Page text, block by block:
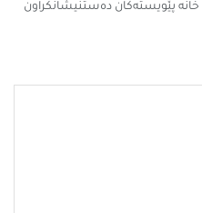
خانە پێویستەکان دەستنیشانکراون